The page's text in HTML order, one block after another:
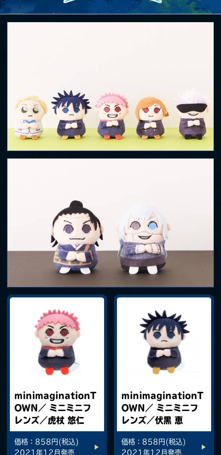
minimaginationT
OWN／ ミニミニフ
レンズ／虎杖 悠仁
価格：858円(税込)
2021年12月発売
minimaginationT
OWN／ ミニミニフ
レンズ／伏黒 恵
価格：858円(税込)
2021年12月発売